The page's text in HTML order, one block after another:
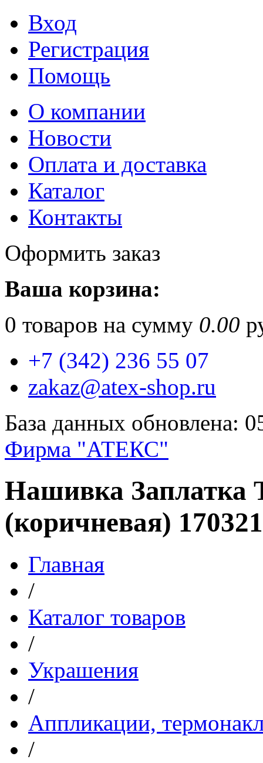
Вход
Регистрация
Помощь
О компании
Новости
Оплата и доставка
Каталог
Контакты
Оформить заказ
Ваша корзина:
0 товаров на сумму 0.00
+7 (342) 236 55 07
zakaz@atex-shop.ru
База данных обновлена:
Фирма "АТЕКС"
Нашивка Заплатка
(коричневая)
Главная
/
Каталог товаров
/
Украшения
/
Аппликации,
/